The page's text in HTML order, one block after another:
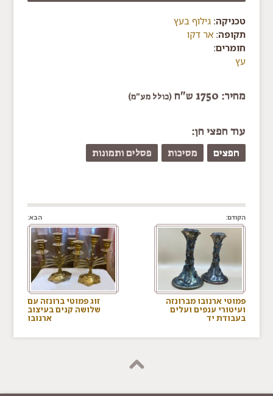
טכניקה: גילוף בעץ
תקופה: אר דקו
חומרים:
עץ
מחיר: 1750 ש"ח (כולל מע"מ)
עוד חפצי חן:
חפצים מסיכות פסלים ותמונות
הקודם:
פמוטי ארנובו מברונזה
ועיטורי ענפים ועלים
בעבודת יד
הבא:
זוג פמוטי ברונזה עם
שלושה קנים בעיצוב
ארנובו